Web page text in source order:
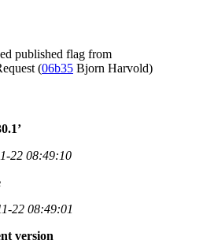
published flag from
(06b35 Bjorn Harvold)
22 08:49:10
22 08:49:01
version